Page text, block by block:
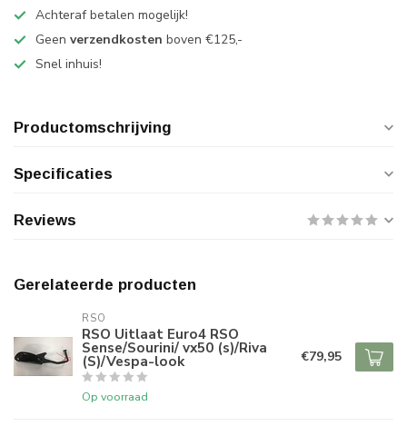
Achteraf betalen mogelijk!
Geen verzendkosten boven €125,-
Snel inhuis!
Productomschrijving
Specificaties
Reviews
Gerelateerde producten
RSO
RSO Uitlaat Euro4 RSO
Sense/Sourini/ vx50 (s)/Riva
(S)/Vespa-look
Op voorraad
€79,95